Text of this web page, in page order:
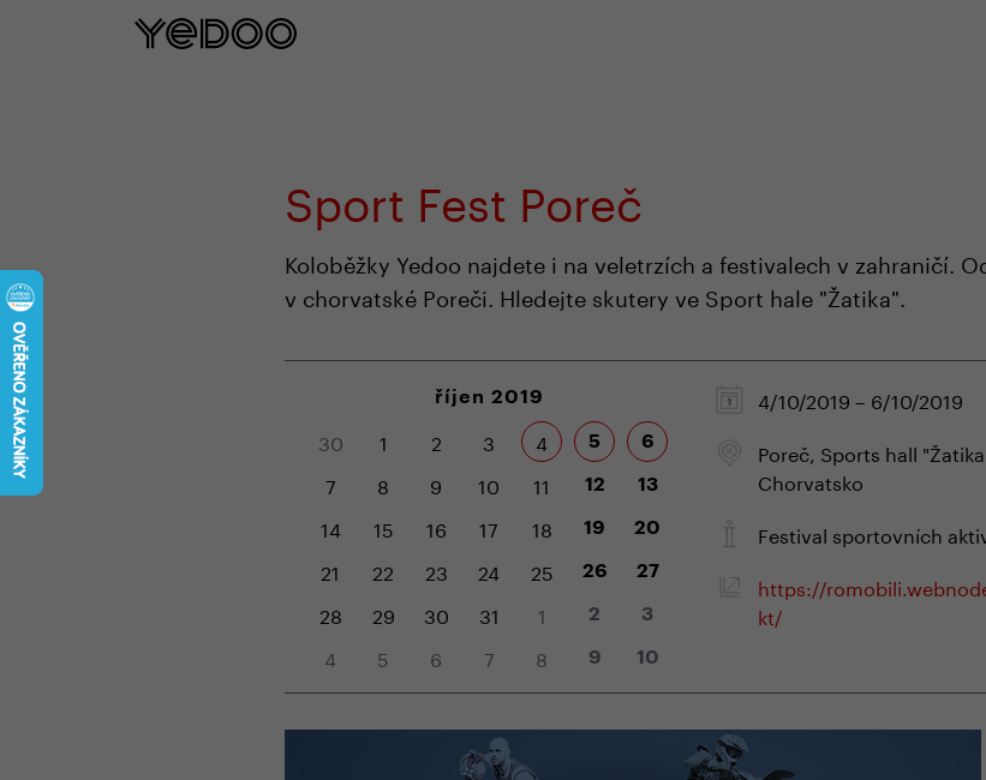
Sport Fest Poreč
Koloběžky Yedoo najdete i na veletrzích a festivalech v zahraničí.
v chorvatské Poreči. Hledejte skutery ve Sport hale "Žatika".
říjen 2019
30 1 2 3 4 5 6
7 8 9 10 11 12 13
14 15 16 17 18 19 20
21 22 23 24 25 26 27
28 29 30 31 1 2 3
4 5 6 7 8 9 10
4/10/2019 – 6/10/2019
Poreč, Sports hall
Chorvatsko
Festival sportovních
https://
kt/